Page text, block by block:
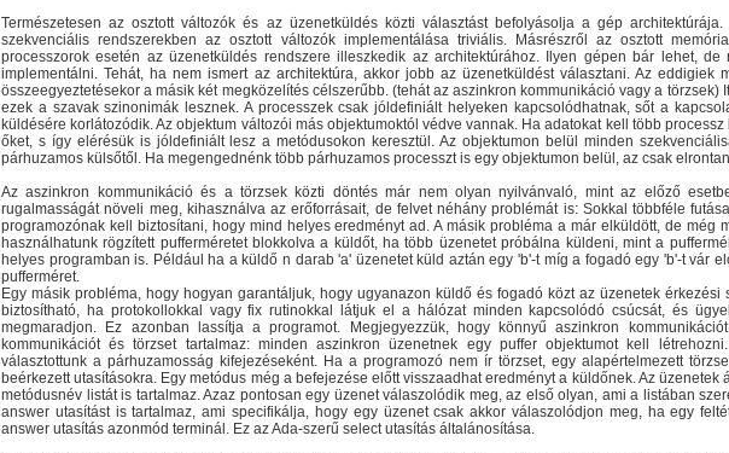
Természetesen az osztott változók és az üzenetküldés közti választást befolyásolja a gép
szekvenciális rendszerekben az osztott változók implementálása triviális. Másrészről az osztott
processzorok esetén az üzenetküldés rendszere illeszkedik az architektúrához. Ilyen gépen bár lehet,
implementálni. Tehát, ha nem ismert az architektúra, akkor jobb az üzenetküldést választani. Az eddigiek
összeegyeztetésekor a másik két megközelítés célszerűbb. (tehát az aszinkron kommunikáció vagy a törzsek)
ezek a szavak szinonimák lesznek. A processzek csak jóldefiniált helyeken kapcsolódhatnak, sőt a
küldésére korlátozódik. Az objektum változói más objektumoktól védve vannak. Ha adatokat kell több
őket, s így elérésük is jóldefiniált lesz a metódusokon keresztül. Az objektumon belül minden
párhuzamos külsőtől. Ha megengednénk több párhuzamos processzt is egy objektumon belül, az csak
Az aszinkron kommunikáció és a törzsek közti döntés már nem olyan nyilvánvaló, mint az előző
rugalmasságát növeli meg, kihasználva az erőforrásait, de felvet néhány problémát is: Sokkal többféle
programozónak kell biztosítani, hogy mind helyes eredményt ad. A másik probléma a már elküldött, de még
használhatunk rögzített pufferméretet blokkolva a küldőt, ha több üzenetet próbálna küldeni, mint a
helyes programban is. Például ha a küldő n darab 'a' üzenetet küld aztán egy 'b'-t míg a fogadó egy 'b'-t vár
pufferméret.
Egy másik probléma, hogy hogyan garantáljuk, hogy ugyanazon küldő és fogadó közt az üzenetek
biztosítható, ha protokollokkal vagy fix rutinokkal látjuk el a hálózat minden kapcsolódó csúcsát, és
megmaradjon. Ez azonban lassítja a programot. Megjegyezzük, hogy könnyű aszinkron
kommunikációt és törzset tartalmaz: minden aszinkron üzenetnek egy puffer objektumot kell
választottunk a párhuzamosság kifejezéseként. Ha a programozó nem ír törzset, egy alapértelmezett
beérkezett utasításokra. Egy metódus még a befejezése előtt visszaadhat eredményt a küldőnek. Az
metódusnév listát is tartalmaz. Azaz pontosan egy üzenet válaszolódik meg, az első olyan, ami a listában
answer utasítást is tartalmaz, ami specifikálja, hogy egy üzenet csak akkor válaszolódjon meg, ha egy
answer utasítás azonmód terminál. Ez az Ada-szerű select utasítás általánosítása.